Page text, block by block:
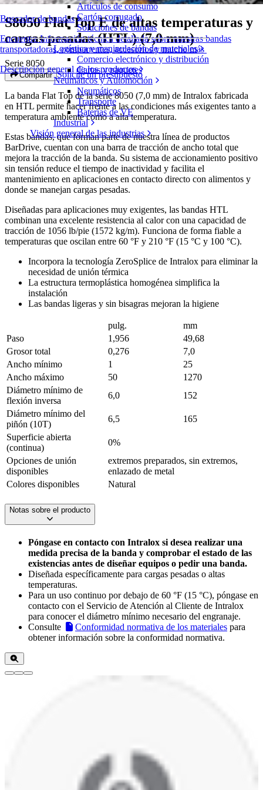
Buscador de bandas
Encuentre Información técnica detallada sobre nuestras bandas
transportadoras, componentes, accesorios y mucho más
Descripción general de los productos
Artículos de consumo
Cartón corrugado
Soluciones de bandas
Logística y manipulación de materiales
Comercio electrónico y distribución
Cartas y paquetes
Neumáticos y Automoción
Neumáticos
Transporte
Baterías de VE
Industrial
Visión general de las industrias
S8050 Flat Top E de altas temperaturas y
cargas pesadas (HTL) (7,0 mm)
Serie 8050
Compartir Solicite un presupuesto
La banda Flat Top de la serie 8050 (7,0 mm) de Intralox fabricada
en HTL permite hacer frente a las condiciones más exigentes tanto a
temperatura ambiente como a alta temperatura.
Estas bandas, que forman parte de nuestra línea de productos
BarDrive, cuentan con una barra de tracción de ancho total que
mejora la tracción de la banda. Su sistema de accionamiento positivo
sin tensión reduce el tiempo de inactividad y facilita el
mantenimiento en aplicaciones en contacto directo con alimentos y
donde se manejan cargas pesadas.
Diseñadas para aplicaciones muy exigentes, las bandas HTL
combinan una excelente resistencia al calor con una capacidad de
tracción de 1056 lb/pie (1572 kg/m). Funciona de forma fiable a
temperaturas que oscilan entre 60 °F y 210 °F (15 °C y 100 °C).
Incorpora la tecnología ZeroSplice de Intralox para eliminar la
necesidad de unión térmica
La estructura termoplástica homogénea simplifica la
instalación
Las bandas ligeras y sin bisagras mejoran la higiene
pulg.
mm
Paso
1,956
49,68
Grosor total
0,276
7,0
Ancho mínimo
1
25
Ancho máximo
50
1270
Diámetro mínimo de
flexión inversa
6,0
152
Diámetro mínimo del
piñón (10T)
6,5
165
Superficie abierta
(continua)
0%
Opciones de unión
disponibles
extremos preparados, sin extremos,
enlazado de metal
Colores disponibles
Natural
Notas sobre el producto
Póngase en contacto con Intralox si desea realizar una
medida precisa de la banda y comprobar el estado de las
existencias antes de diseñar equipos o pedir una banda.
Diseñada específicamente para cargas pesadas o altas
temperaturas.
Para un uso continuo por debajo de 60 °F (15 °C), póngase en
contacto con el Servicio de Atención al Cliente de Intralox
para conocer el diámetro mínimo necesario del engranaje.
Consulte
Conformidad normativa de los materiales para
obtener información sobre la conformidad normativa.